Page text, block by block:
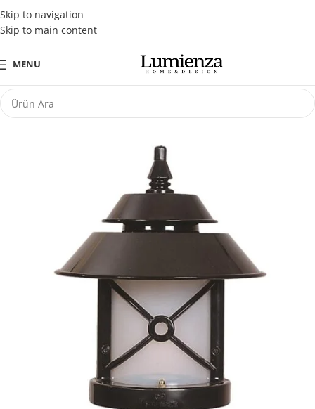
Skip to navigation
Skip to main content
Tüm Kredi Kartlarına Peşin Fiyatına 3 Taksit Fırsatı
MENU